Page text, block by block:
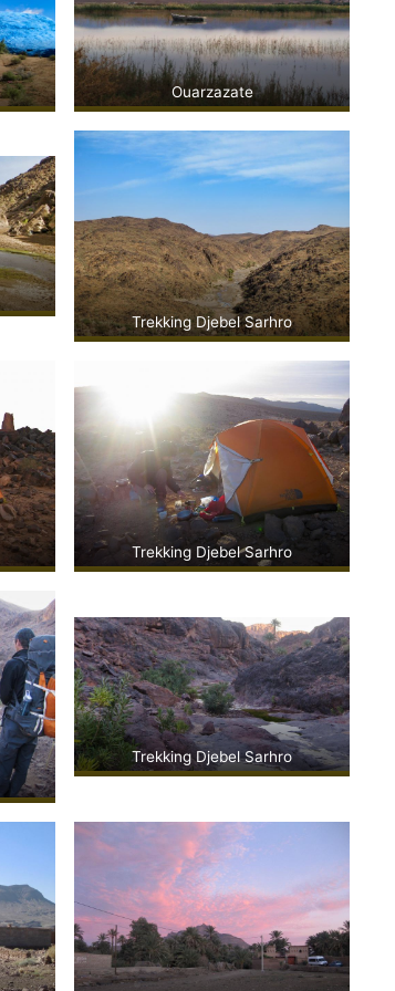
Ouarzazate
Trekking Djebel Sarhro
Trekking Djebel Sarhro
Trekking Djebel Sarhro